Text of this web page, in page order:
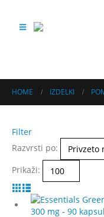
HOME IZDELKI
Filter
Razvrsti po:
Prikaži: